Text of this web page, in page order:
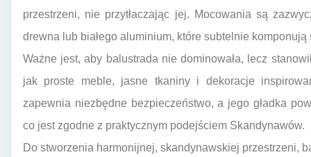
przestrzeni, nie przytłaczając jej. Mocowania są
drewna lub białego aluminium, które subtelnie
Ważne jest, aby balustrada nie dominowała, lecz
jak proste meble, jasne tkaniny i dekoracje
zapewnia niezbędne bezpieczeństwo, a jego gładka
co jest zgodne z praktycznym podejściem Skandynawów.
Do stworzenia harmonijnej, skandynawskiej przestrzeni,